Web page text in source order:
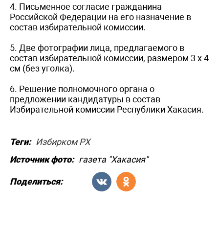
4. Письменное согласие гражданина
Российской Федерации на его назначение в
состав избирательной комиссии.
5. Две фотографии лица, предлагаемого в
состав избирательной комиссии, размером 3 x 4
см (без уголка).
6. Решение полномочного органа о
предложении кандидатуры в состав
Избирательной комиссии Республики Хакасия.
Теги: Избирком РХ
Источник фото: газета "Хакасия"
Поделиться: